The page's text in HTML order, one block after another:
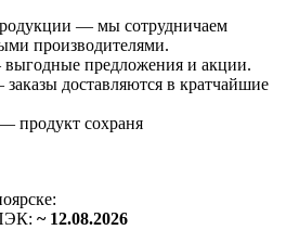
— мы сотрудничаем
производителями.
предложения и акции.
доставляются в кратчайшие
продукт сохраня
~ 12.08.2026